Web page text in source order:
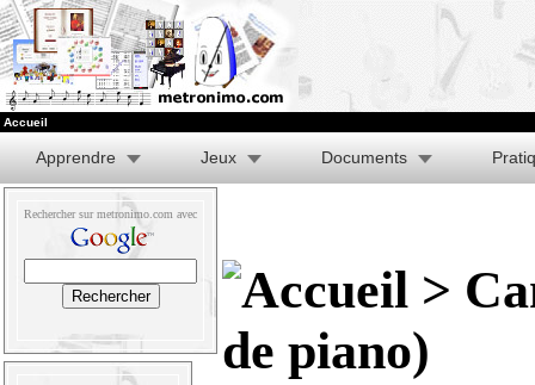
Accueil
Apprendre Jeux Documents
Rechercher sur metronimo.com avec
>
de piano)